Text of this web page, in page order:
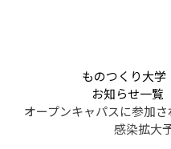
ものつくり大学
お知らせ一覧
オープンキャパスに参加
感染拡大